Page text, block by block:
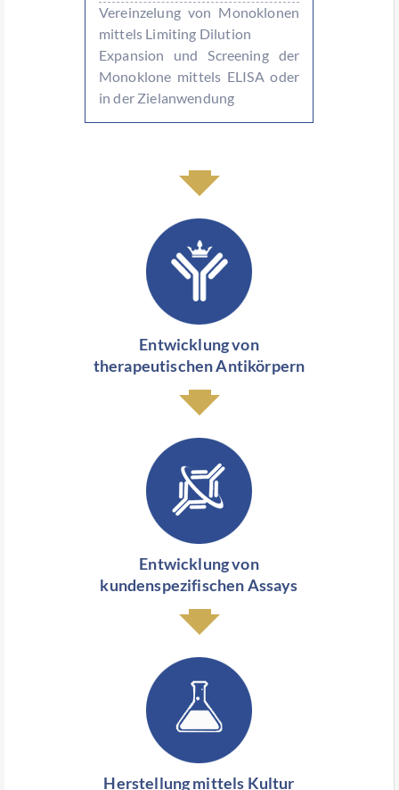
Vereinzelung von Monoklonen
mittels Limiting Dilution
Expansion und Screening der
Monoklone mittels ELISA oder
in der Zielanwendung
Entwicklung von
therapeutischen Antikörpern
Entwicklung von
kundenspezifischen Assays
Herstellung mittels Kultur